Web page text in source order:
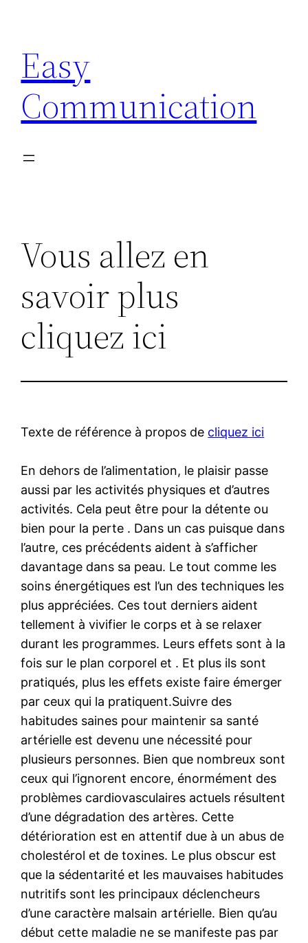
contenu
Easy
Communication
Vous allez en
savoir plus
cliquez ici
Texte de référence à propos de cliquez ici
En dehors de l’alimentation, le plaisir passe
aussi par les activités physiques et d’autres
activités. Cela peut être pour la détente ou
bien pour la perte . Dans un cas puisque dans
l’autre, ces précédents aident à s’afficher
davantage dans sa peau. Le tout comme les
soins énergétiques est l’un des techniques les
plus appréciées. Ces tout derniers aident
tellement à vivifier le corps et à se relaxer
durant les programmes. Leurs effets sont à la
fois sur le plan corporel et . Et plus ils sont
pratiqués, plus les effets existe faire émerger
par ceux qui la pratiquent.Suivre des
habitudes saines pour maintenir sa santé
artérielle est devenu une nécessité pour
plusieurs personnes. Bien que nombreux sont
ceux qui l’ignorent encore, énormément des
problèmes cardiovasculaires actuels résultent
d’une dégradation des artères. Cette
détérioration est en attentif due à un abus de
cholestérol et de toxines. Le plus obscur est
que la sédentarité et les mauvaises habitudes
nutritifs sont les principaux déclencheurs
d’une caractère malsain artérielle. Bien qu’au
début cette maladie ne se manifeste pas par